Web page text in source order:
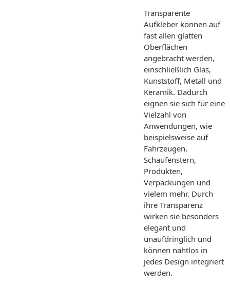
Transparente
Aufkleber können auf
fast allen glatten
Oberflächen
angebracht werden,
einschließlich Glas,
Kunststoff, Metall und
Keramik. Dadurch
eignen sie sich für eine
Vielzahl von
Anwendungen, wie
beispielsweise auf
Fahrzeugen,
Schaufenstern,
Produkten,
Verpackungen und
vielem mehr. Durch
ihre Transparenz
wirken sie besonders
elegant und
unaufdringlich und
können nahtlos in
jedes Design integriert
werden.